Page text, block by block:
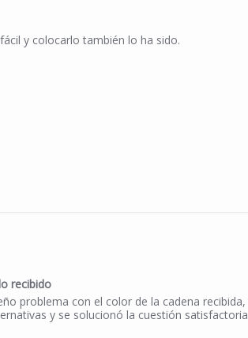
y colocarlo también lo ha sido.
recibido
por lo recibido
problema con el color de la cadena
y se solucionó la cuestión